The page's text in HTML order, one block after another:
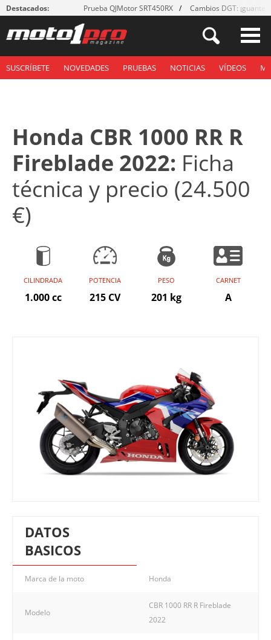
Destacados: Prueba QJMotor SRT450RX Cambios DGT: ¡guantes!
SUSCRÍBETE NOVEDADES PRUEBAS NOTICIAS VÍDEOS
Honda CBR 1000 RR R
Fireblade 2022: Ficha
técnica y precio (24.500
€)
CILINDRADA
1.000 cc
POTENCIA
215 CV
PESO
201 kg
CARNET
A
DATOS
BASICOS
Marca de la moto Honda
Modelo
CBR 1000 RR R Fireblade
2022